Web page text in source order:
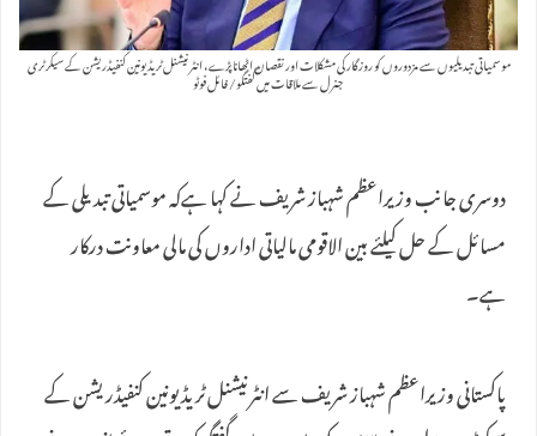
موسمیاتی تبدیلیوں سے مزدوروں کو روزگار کی مشکلات اور نقصان اٹھانا پڑے، انٹرنیشنل ٹریڈیونین کنفیڈریشن کے سیکرٹری
جنرل سے ملاقات میں گفتگو/ فائل فوٹو
دوسری جانب وزیراعظم شہباز شریف نے کہا ہےکہ موسمیاتی تبدیلی کے
مسائل کے حل کیلئے بین الاقومی مالیاتی اداروں کی مالی معاونت درکار
ہے۔
پاکستانی وزیراعظم شہباز شریف سے انٹرنیشنل ٹریڈیونین کنفیڈریشن کے